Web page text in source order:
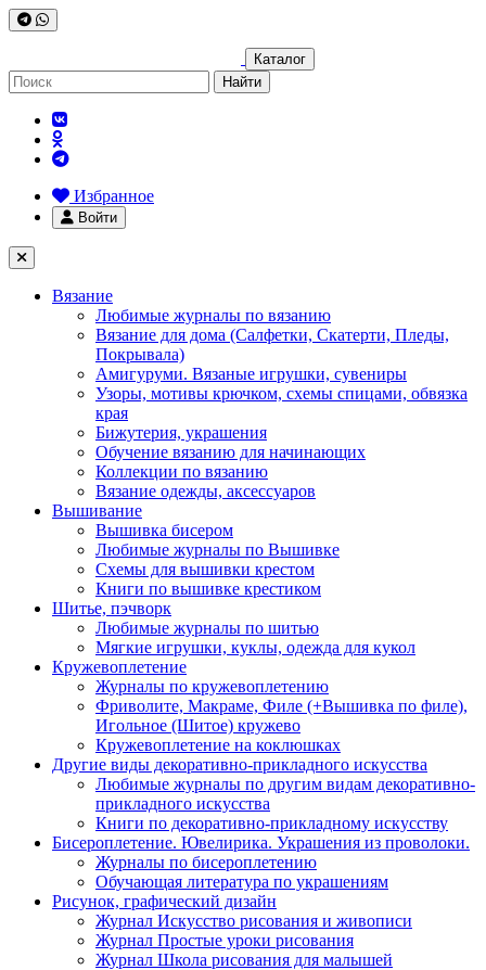
Каталог
Найти
Избранное
Войти
Вязание
Любимые журналы по вязанию
Вязание для дома (Салфетки, Скатерти, Пледы,
Покрывала)
Амигуруми. Вязаные игрушки, сувениры
Узоры, мотивы крючком, схемы спицами, обвязка
края
Бижутерия, украшения
Обучение вязанию для начинающих
Коллекции по вязанию
Вязание одежды, аксессуаров
Вышивание
Вышивка бисером
Любимые журналы по Вышивке
Схемы для вышивки крестом
Книги по вышивке крестиком
Шитье, пэчворк
Любимые журналы по шитью
Мягкие игрушки, куклы, одежда для кукол
Кружевоплетение
Журналы по кружевоплетению
Фриволите, Макраме, Филе (+Вышивка по филе),
Игольное (Шитое) кружево
Кружевоплетение на коклюшках
Другие виды декоративно-прикладного искусства
Любимые журналы по другим видам декоративно-
прикладного искусства
Книги по декоративно-прикладному искусству
Бисероплетение. Ювелирика. Украшения из проволоки.
Журналы по бисероплетению
Обучающая литература по украшениям
Рисунок, графический дизайн
Журнал Искусство рисования и живописи
Журнал Простые уроки рисования
Журнал Школа рисования для малышей